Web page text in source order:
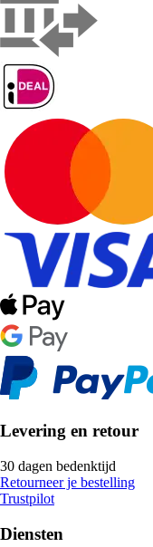
Levering en retour
30 dagen bedenktijd
Retourneer je bestelling
Trustpilot
Diensten